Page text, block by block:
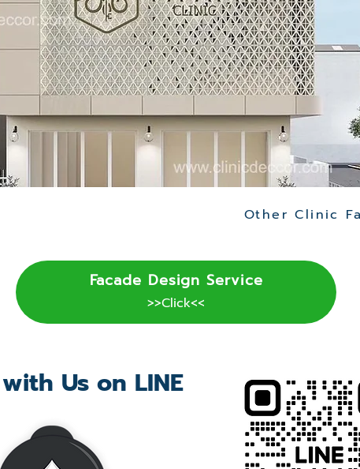
Facade Design Service
>>Click<<
Us on LINE